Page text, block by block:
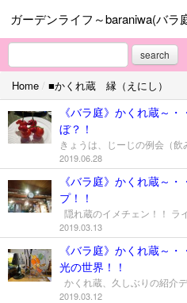
ガーデンライフ～baraniwa(バラ
search
■マイガーデン
＜オープンガーデン情報＞
＜ガーデンワーク＞
＜ガーデンNOW＞
＜ばーばの庭遊び＞
＜じーじの写真館＞
＜振り返って＞
Home / ■かくれ蔵 縁（えにし）
《バラ庭》かくれ蔵～
ぼ？！
2019.06.28
《バラ庭》かくれ蔵～
プ！！
2019.03.13
《バラ庭》かくれ蔵～
光の世界！！
2019.03.12